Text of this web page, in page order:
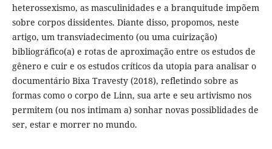
heterossexismo, as masculinidades e a branquitude impõem
sobre corpos dissidentes. Diante disso, propomos, neste
artigo, um transviadecimento (ou uma cuirização)
bibliográfico(a) e rotas de aproximação entre os estudos de
gênero e cuir e os estudos críticos da utopia para analisar o
documentário Bixa Travesty (2018), refletindo sobre as
formas como o corpo de Linn, sua arte e seu artivismo nos
permitem (ou nos intimam a) sonhar novas possiblidades de
ser, estar e morrer no mundo.